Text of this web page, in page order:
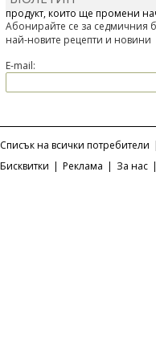
продукт, който ще промени
Абонирайте се за седмичния
най-новите рецепти и новини
E-mail:
Списък на всички потребители |
Бисквитки | Реклама | За нас |